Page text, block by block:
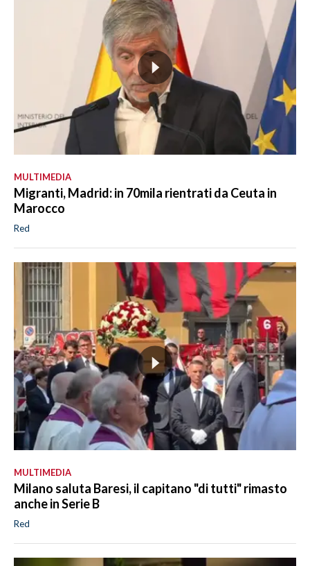
MULTIMEDIA
Migranti, Madrid: in 70mila rientrati da Ceuta in
Marocco
Red
MULTIMEDIA
Milano saluta Baresi, il capitano "di tutti" rimasto
anche in Serie B
Red